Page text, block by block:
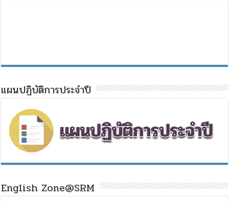
แผนปฏิบัติการประจำปี
English Zone@SRM